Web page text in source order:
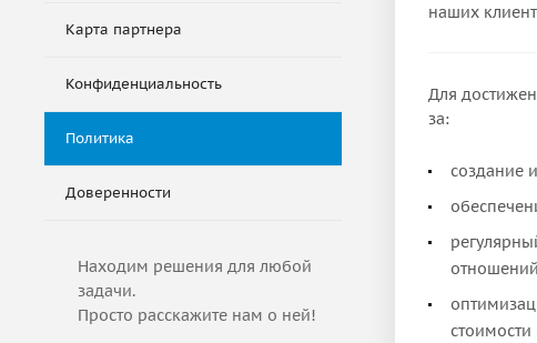
наших
Для
за:
создание
Карта партнера
Конфиденциальность
Политика
Доверенности
Находим решения для любой
задачи.
Просто расскажите нам о ней!